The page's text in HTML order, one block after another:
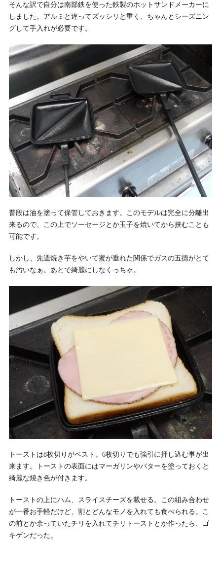
そんな訳で自分は南部鉄を使った鉄製のホットサンドメーカーに
しました。アルミと違ってズッシリと重く、ちゃんとシーズニン
グして手入れが必要です。
普段は油を塗って保管しておきます。このモデルは完全に分離出
来るので、この上でソーセージとか玉子を焼いてから挟むことも
可能です。
しかし、先週焼き芋をやいて蜜が垂れた関係でガスの五徳がとて
も汚いなぁ。あとで綺麗にしなくっちゃ。
トーストは8枚切りがベスト。6枚切りでも強引に押し込む事が出
来ます。トーストの表面にはマーガリンやバターを塗っておくと
綺麗な焼き色が付きます。
トーストの上にハム、スライスチーズを載せる。この組み合わせ
が一番お手軽だけど、割とどんなモノを入れても食べられる。こ
の前とか余っていたチリを入れてチリトーストとか作ったら、ゴ
キゲンだった。